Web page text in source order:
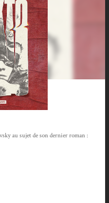
au sujet de son dernier roman :